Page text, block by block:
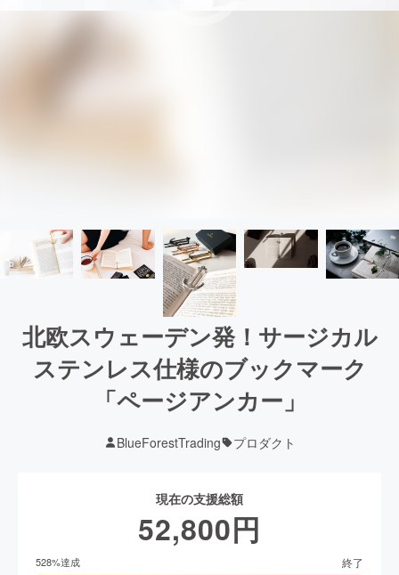
北欧スウェーデン発！サージカル
ステンレス仕様のブックマーク
「ページアンカー」
BlueForestTrading プロダクト
現在の支援総額
52,800円
528%達成 終了